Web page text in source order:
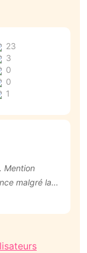
23
3
0
0
1
Mention
malgré la